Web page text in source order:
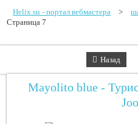
Helix.su - портал вебмастера >
Страница 7
Назад
Mayolito blue -